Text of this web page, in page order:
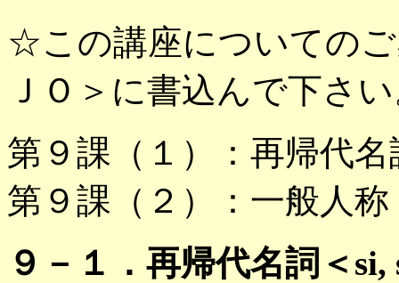
☆この講座についての
ＪＯ＞に書込んで下さ
第９課（１）：再帰代名
第９課（２）：一般人称
９－１．再帰代名詞＜si,